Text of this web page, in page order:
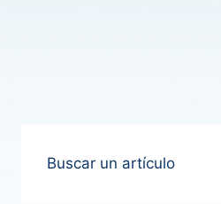
Buscar un artículo